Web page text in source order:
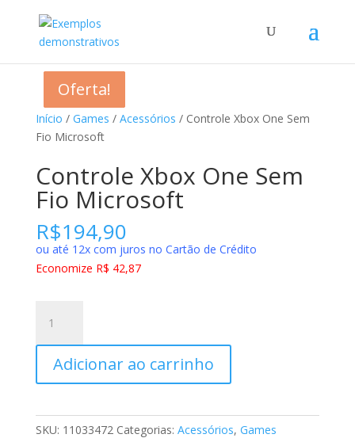
Início / Games / Acessórios / Controle Xbox One Sem
Fio Microsoft
Controle Xbox One Sem
Fio Microsoft
R$194,90
ou até 12x com juros no Cartão de Crédito
Economize R$ 42,87
Xbox
One
Sem
Fio
quantidade
Adicionar ao carrinho
SKU: 11033472 Categorias: Acessórios, Games
Oferta!
Oferta!
Oferta!
Oferta!